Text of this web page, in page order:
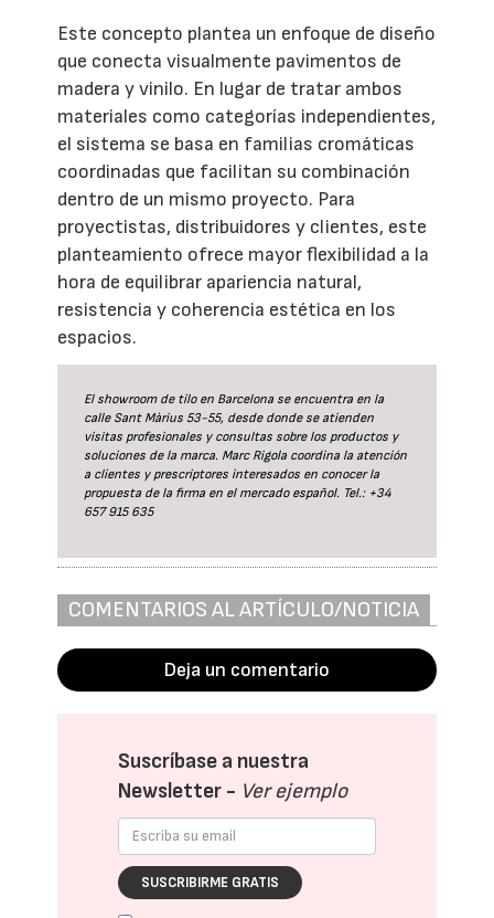
Este concepto plantea un enfoque de diseño
que conecta visualmente pavimentos de
madera y vinilo. En lugar de tratar ambos
materiales como categorías independientes,
el sistema se basa en familias cromáticas
coordinadas que facilitan su combinación
dentro de un mismo proyecto. Para
proyectistas, distribuidores y clientes, este
planteamiento ofrece mayor flexibilidad a la
hora de equilibrar apariencia natural,
resistencia y coherencia estética en los
espacios.
El showroom de tilo en Barcelona se encuentra en la
calle Sant Màrius 53-55, desde donde se atienden
visitas profesionales y consultas sobre los productos y
soluciones de la marca. Marc Rigola coordina la atención
a clientes y prescriptores interesados en conocer la
propuesta de la firma en el mercado español. Tel.: +34
657 915 635
COMENTARIOS AL ARTÍCULO/NOTICIA
Deja un comentario
Suscríbase a nuestra
Newsletter - Ver ejemplo
SUSCRIBIRME GRATIS